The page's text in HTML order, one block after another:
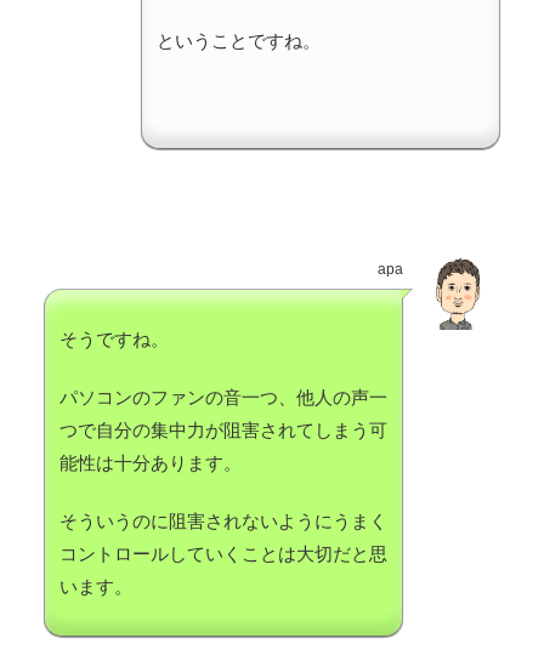
ということですね。
apa
そうですね。
パソコンのファンの音一つ、他人の声一
つで自分の集中力が阻害されてしまう可
能性は十分あります。
そういうのに阻害されないようにうまく
コントロールしていくことは大切だと思
います。